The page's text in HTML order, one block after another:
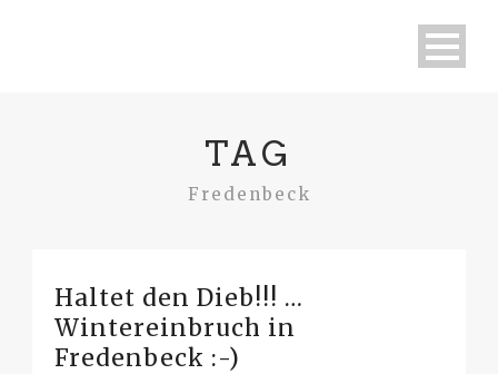
TAG
Fredenbeck
Haltet den Dieb!!! …
Wintereinbruch in
Fredenbeck :-)